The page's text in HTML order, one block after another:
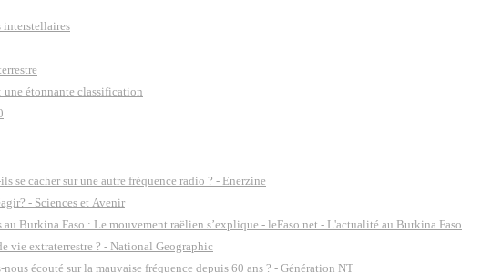
interstellaires
une étonnante classification
se cacher sur une autre fréquence radio ? - Enerzine
- Sciences et Avenir
au Burkina Faso : Le mouvement raëlien s’explique - leFaso.net - L'actualité au Burkina Faso
vie extraterrestre ? - National Geographic
écouté sur la mauvaise fréquence depuis 60 ans ? - Génération NT